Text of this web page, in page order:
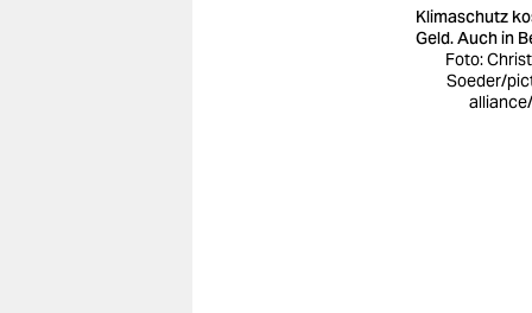
Klimaschutz
Geld. Auch in
Foto:
Soeder/